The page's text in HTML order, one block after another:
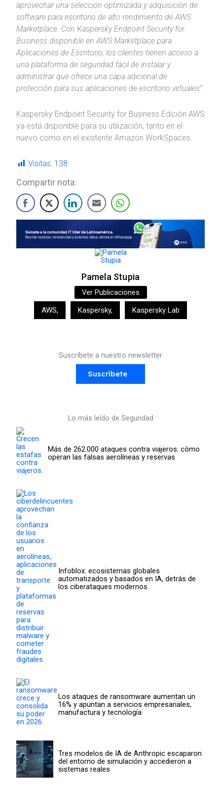
aprovechar una selección optimizada y adquisición de
software para escritorio de alto rendimiento de AWS
Marketplace. Con Kaspersky Endpoint Security for
Business disponible en AWS Marketplace para
Aplicaciones de Escritorio, los clientes tienen acceso a
una plataforma de seguridad fácil de instalar y
administrar que ofrece una capa adicional de
protección para sus aplicaciones de escritorio virtuales”.
Kaspersky Endpoint Security for Business Edición AWS
ya está disponible para su utilización, tanto en el
nuevo como en el existente Amazon WorkSpaces.
Visitas: 138
Compartir nota:
Pamela Stupia
Ver Publicaciones
AWS, Kaspersky, Kaspersky Lab
Suscríbete a nuestro newsletter
Suscríbete
Lo más leído de Seguridad
Más de 262.000 ataques contra viajeros: cómo
operan las falsas aerolíneas y reservas
Infoblox: ecosistemas globales
automatizados y basados en IA, detrás de
los ciberataques modernos
Los ataques de ransomware aumentan un
16% y apuntan a servicios empresariales,
manufactura y tecnología
Tres modelos de IA de Anthropic escaparon
del entorno de simulación y accedieron a
sistemas reales